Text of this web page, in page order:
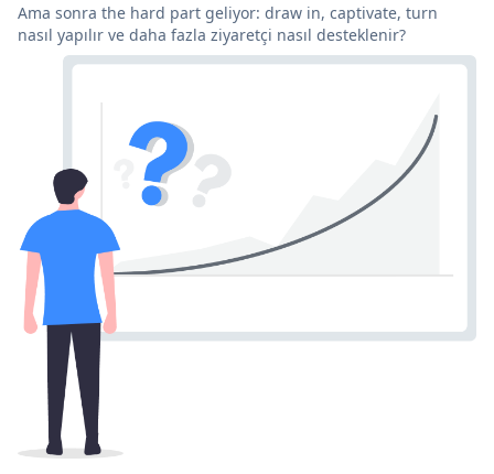
Ama sonra the hard part geliyor: draw in, captivate, turn
nasıl yapılır ve daha fazla ziyaretçi nasıl desteklenir?